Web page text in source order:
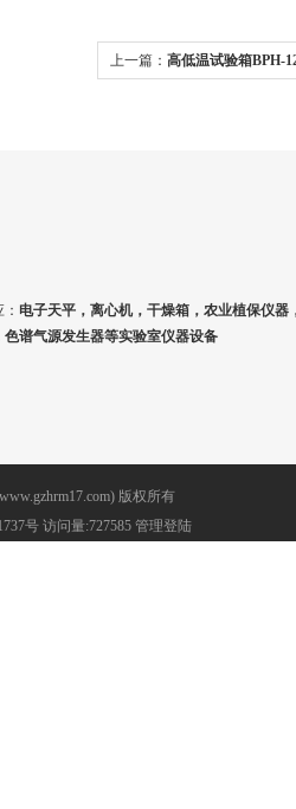
上一篇： 高低温试验箱BPH-
电子天平，离心机，干燥箱，农业植保仪器
谱气源发生器等实验室仪器设备
版权所有
号 访问量:727585 管理登陆